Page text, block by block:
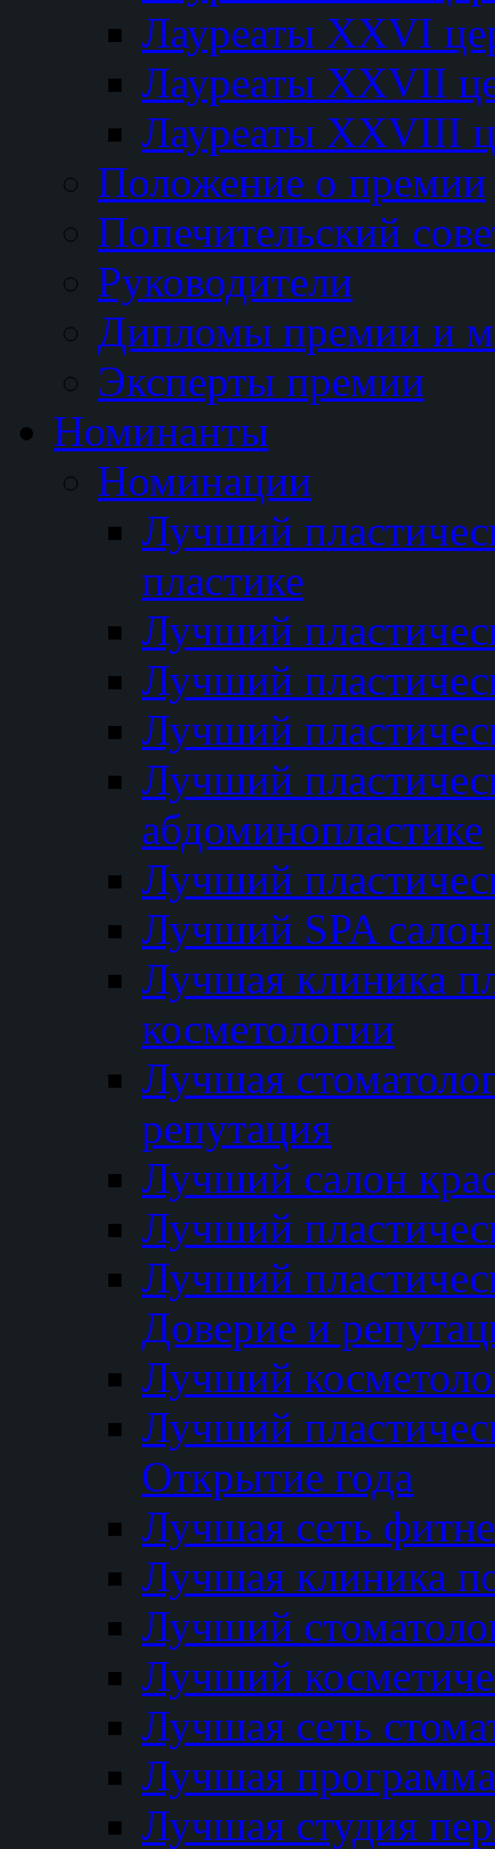
Лауреаты XXVI
Лауреаты XXVII
Лауреаты XXVIII
Положение о премии
Попечительский
Руководители
Дипломы премии и
Эксперты премии
Номинанты
Номинации
Лучший
пластике
Лучший
Лучший
Лучший
Лучший
абдоминопластике
Лучший
Лучший SPA салон
Лучшая клиника
косметологии
Лучшая
репутация
Лучший салон
Лучший
Лучший
Доверие и
Лучший
Лучший
Открытие года
Лучшая сеть
Лучшая клиника
Лучший
Лучший
Лучшая сеть
Лучшая программа
Лучшая студия